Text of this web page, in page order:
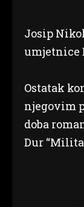
Josip
umjetnice
Ostatak
njegovim
doba
Dur